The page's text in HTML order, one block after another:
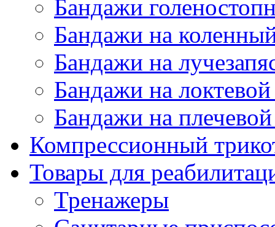
Бандажи
Бандажи на
Бандажи на
Бандажи на локтевой
Бандажи на плечевой
Компрессионный
Товары для
Тренажеры